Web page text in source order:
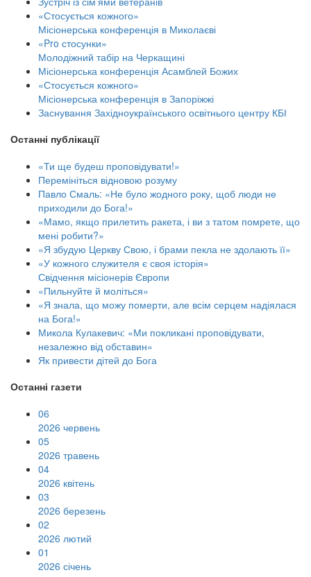
«Стосується кожного»
Місіонерська конференція в Миколаєві
«Pro стосунки»
Молодіжний табір на Черкащині
Місіонерська конференція Асамблей Божих
«Стосується кожного»
Місіонерська конференція в Запоріжжі
Заснування Західноукраїнського освітнього центру КБІ
Останні публікації
«Ти ще будеш проповідувати!»
Перемініться відновою розуму
Павло Смаль: «Не було жодного року, щоб люди не
приходили до Бога!»
«Мамо, якщо прилетить ракета, і ви з татом помрете, що
мені робити?»
«Я збудую Церкву Свою, і брами пекла не здолають її»
«У кожного служителя є своя історія»
Свідчення місіонерів Європи
«Пильнуйте й моліться»
«Я знала, що можу померти, але всім серцем надіялася
на Бога!»
Микола Кулакевич: «Ми покликані проповідувати,
незалежно від обставин»
Як привести дітей до Бога
Останні газети
06
2026 червень
05
2026 травень
04
2026 квітень
03
2026 березень
02
2026 лютий
01
2026 січень